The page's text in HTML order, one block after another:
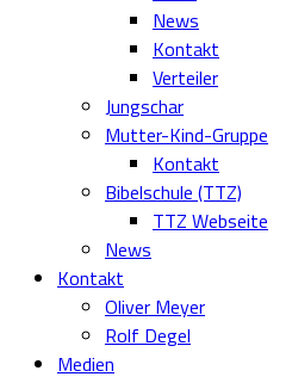
News
Kontakt
Verteiler
Jungschar
Mutter-Kind-Gruppe
Kontakt
Bibelschule (TTZ)
TTZ Webseite
News
Kontakt
Oliver Meyer
Rolf Degel
Medien